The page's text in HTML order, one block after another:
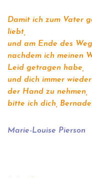
Damit ich zum Vater
liebt,
und am Ende des
nachdem ich meinen
Leid getragen habe,
und dich immer
der Hand zu nehmen,
bitte ich dich,
Marie-Louise Pierson